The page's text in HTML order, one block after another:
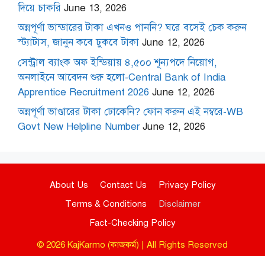
দিয়ে চাকরি June 13, 2026
অন্নপূর্ণা ভান্ডারের টাকা এখনও পাননি? ঘরে বসেই চেক করুন
স্ট্যাটাস, জানুন কবে ঢুকবে টাকা June 12, 2026
সেন্ট্রাল ব্যাংক অফ ইন্ডিয়ায় ৪,৫০০ শূন্যপদে নিয়োগ,
অনলাইনে আবেদন শুরু হলো-Central Bank of India
Apprentice Recruitment 2026 June 12, 2026
অন্নপূর্ণা ভাণ্ডারের টাকা ঢোকেনি? ফোন করুন এই নম্বরে-WB
Govt New Helpline Number June 12, 2026
About Us Contact Us
Privacy Policy
Terms & Conditions
Disclaimer
Fact-Checking Policy
© 2026 KajKarmo (কাজকর্ম) | All Rights Reserved